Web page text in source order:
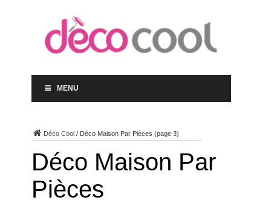
MENU
Déco Cool/ Déco Maison Par Pièces (page 3)
Déco Maison Par
Pièces